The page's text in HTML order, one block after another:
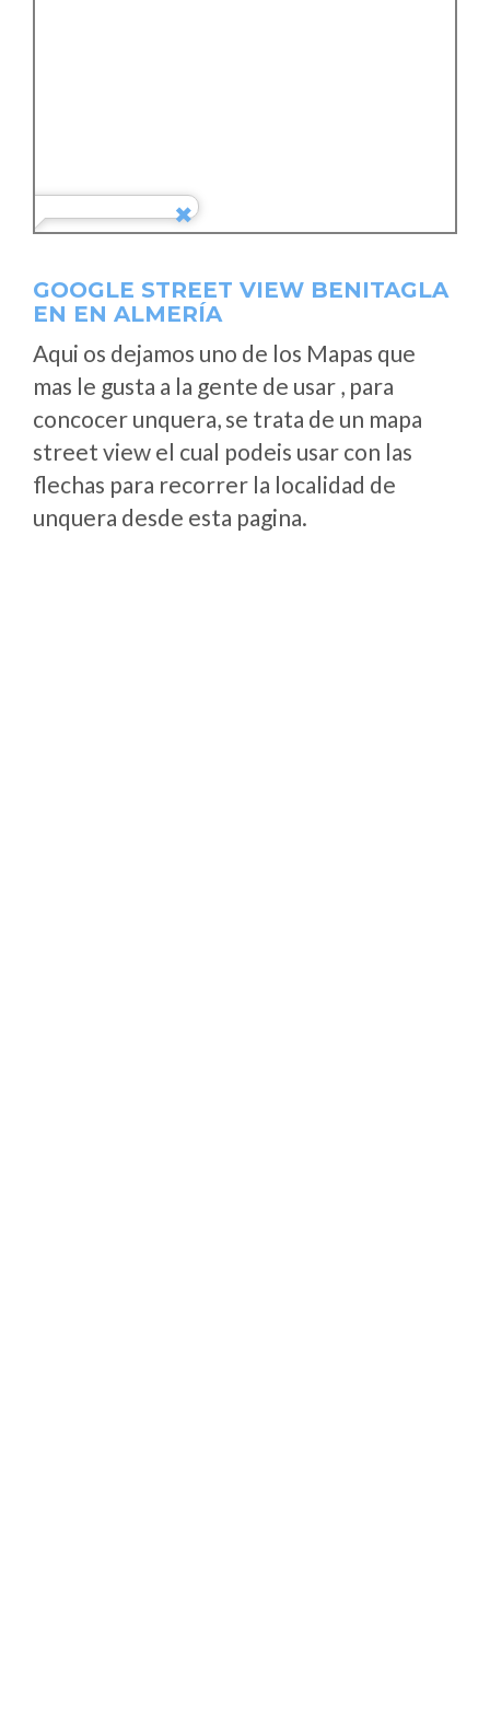
GOOGLE STREET VIEW BENITAGLA
EN EN ALMERÍA
Aqui os dejamos uno de los Mapas que
mas le gusta a la gente de usar , para
concocer unquera, se trata de un mapa
street view el cual podeis usar con las
flechas para recorrer la localidad de
unquera desde esta pagina.